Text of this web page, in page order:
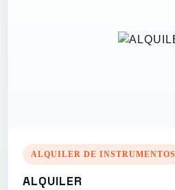
ALQUILER DE INSTRUMENTOS
ALQUILER